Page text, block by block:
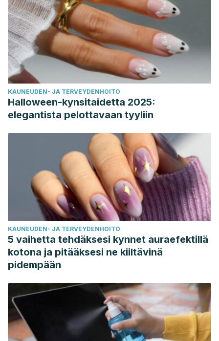
KAUNEUDEN- JA TERVEYDENHOITO
Halloween-kynsitaidetta 2025:
elegantista pelottavaan tyyliin
KAUNEUDEN- JA TERVEYDENHOITO
5 vaihetta tehdäksesi kynnet auraefektillä
kotona ja pitääksesi ne kiiltävinä
pidempään